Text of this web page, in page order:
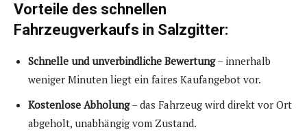
Vorteile des schnellen
Fahrzeugverkaufs in Salzgitter:
Schnelle und unverbindliche Bewertung– innerhalb
weniger Minuten liegt ein faires Kaufangebot vor.
Kostenlose Abholung– das Fahrzeug wird direkt vor Ort
abgeholt, unabhängig vom Zustand.